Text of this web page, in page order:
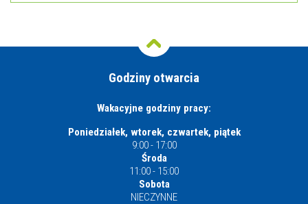
Godziny otwarcia
Wakacyjne godziny pracy:
Poniedziałek, wtorek, czwartek, piątek
9:00 - 17:00
Środa
11:00 - 15:00
Sobota
NIECZYNNE